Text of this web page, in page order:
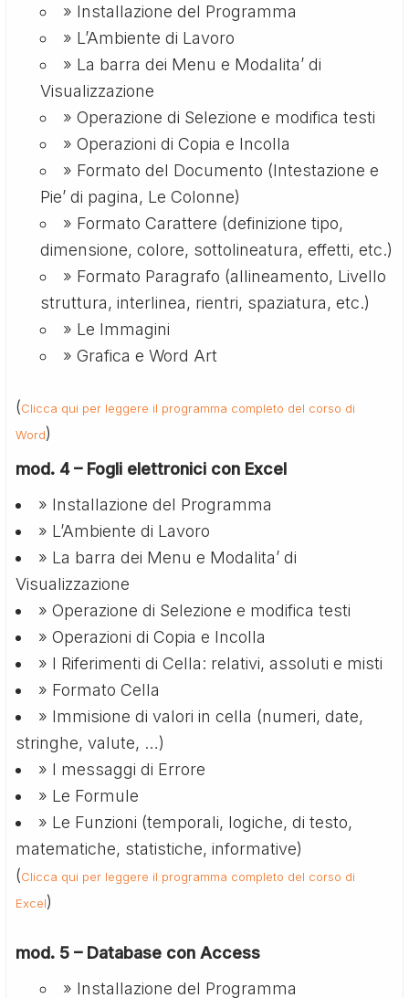
» Installazione del Programma
» L’Ambiente di Lavoro
» La barra dei Menu e Modalita’ di
Visualizzazione
» Operazione di Selezione e modifica testi
» Operazioni di Copia e Incolla
» Formato del Documento (Intestazione e
Pie’ di pagina, Le Colonne)
» Formato Carattere (definizione tipo,
dimensione, colore, sottolineatura, effetti, etc.)
» Formato Paragrafo (allineamento, Livello
struttura, interlinea, rientri, spaziatura, etc.)
» Le Immagini
» Grafica e Word Art
(Clicca qui per leggere il programma completo del corso di
Word)
mod. 4 – Fogli elettronici con Excel
» Installazione del Programma
» L’Ambiente di Lavoro
» La barra dei Menu e Modalita’ di
Visualizzazione
» Operazione di Selezione e modifica testi
» Operazioni di Copia e Incolla
» I Riferimenti di Cella: relativi, assoluti e misti
» Formato Cella
» Immisione di valori in cella (numeri, date,
stringhe, valute, …)
» I messaggi di Errore
» Le Formule
» Le Funzioni (temporali, logiche, di testo,
matematiche, statistiche, informative)
(Clicca qui per leggere il programma completo del corso di
Excel)
mod. 5 – Database con Access
» Installazione del Programma